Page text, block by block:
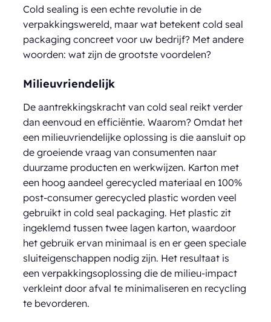
Cold sealing is een echte revolutie in de
verpakkingswereld, maar wat betekent cold seal
packaging concreet voor uw bedrijf? Met andere
woorden: wat zijn de grootste voordelen?
Milieuvriendelijk
De aantrekkingskracht van cold seal reikt verder
dan eenvoud en efficiëntie. Waarom? Omdat het
een milieuvriendelijke oplossing is die aansluit op
de groeiende vraag van consumenten naar
duurzame producten en werkwijzen. Karton met
een hoog aandeel gerecycled materiaal en 100%
post-consumer gerecycled plastic worden veel
gebruikt in cold seal packaging. Het plastic zit
ingeklemd tussen twee lagen karton, waardoor
het gebruik ervan minimaal is en er geen speciale
sluiteigenschappen nodig zijn. Het resultaat is
een verpakkingsoplossing die de milieu-impact
verkleint door afval te minimaliseren en recycling
te bevorderen.